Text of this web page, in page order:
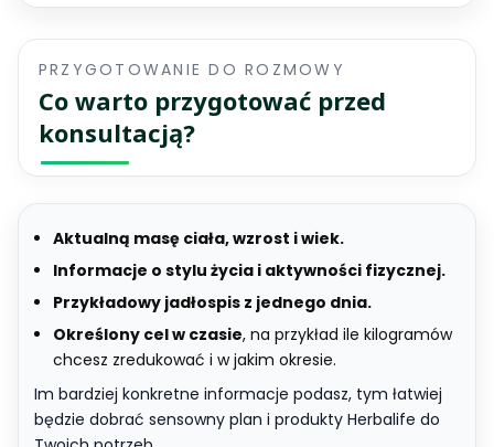
PRZYGOTOWANIE DO ROZMOWY
Co warto przygotować przed
konsultacją?
Aktualną masę ciała, wzrost i wiek.
Informacje o stylu życia i aktywności fizycznej.
Przykładowy jadłospis z jednego dnia.
Określony cel w czasie, na przykład ile kilogramów
chcesz zredukować i w jakim okresie.
Im bardziej konkretne informacje podasz, tym łatwiej
będzie dobrać sensowny plan i produkty Herbalife do